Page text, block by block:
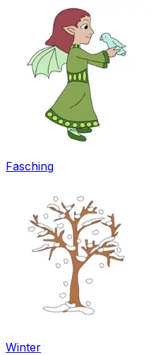
Fasching
Winter